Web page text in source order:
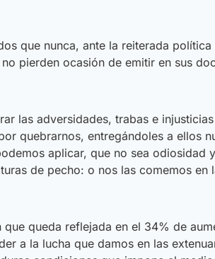
que nunca, ante la reiterada política
pierden ocasión de emitir en sus
las adversidades, trabas e
quebrarnos, entregándoles a ellos
aplicar, que no sea odiosidad
de pecho: o nos las comemos en
queda reflejada en el 34% de
a la lucha que damos en las